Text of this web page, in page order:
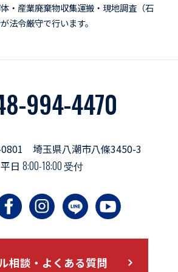
・産業廃棄物収集運搬・現地調査（石
法令厳守で行います。
994-4470
埼玉県八潮市八條3450-3
平日 8:00-18:00 受付
相談・よくある質問